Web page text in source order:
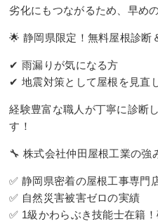
劣化にもつながるため、早め
🌟 静岡県限定！無料屋根診断
✔ 雨漏りが気になる方
✔ 地震対策として屋根を見直
経験豊富な職人が丁寧に診断
す！
🔧 株式会社仲田屋根工業の強
✅ 静岡県密着の屋根工事専門
✅ 自然災害被害ゼロの実績
✅ 1級かわらぶき技能士在籍